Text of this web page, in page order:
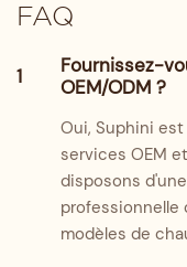
FAQ
1
Fournissez-
OEM/ODM ?
Oui, Suphini
services OEM
disposons
professionnelle
modèles de